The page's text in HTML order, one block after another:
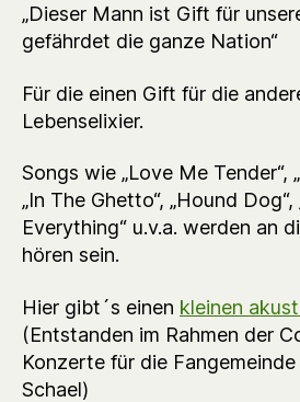
„Dieser Mann ist Gift für
gefährdet die ganze Nation“
Für die einen Gift für die
Lebenselixier.
Songs wie „Love Me Tender“,
„In The Ghetto“, „Hound
Everything“ u.v.a. werden an
hören sein.
Hier gibt´s einen kleinen
(Entstanden im Rahmen der
Konzerte für die
Schael)